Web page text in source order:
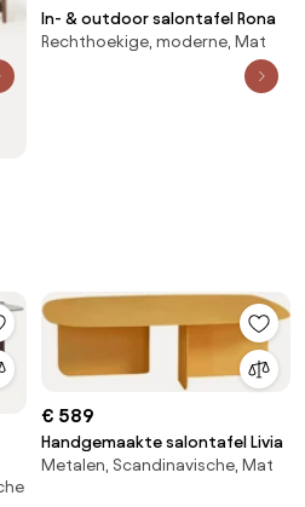
In- & outdoor salontafel Rona
Rechthoekige, moderne, Mat
€ 589
Handgemaakte salontafel Livia
Metalen, Scandinavische, Mat